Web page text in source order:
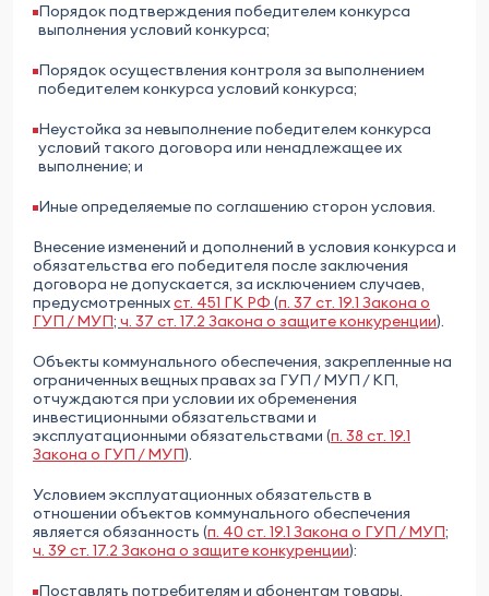
Порядок подтверждения победителем конкурса
выполнения условий конкурса;
Порядок осуществления контроля за выполнением
победителем конкурса условий конкурса;
Неустойка за невыполнение победителем конкурса
условий такого договора или ненадлежащее их
выполнение; и
Иные определяемые по соглашению сторон условия.
Внесение изменений и дополнений в условия конкурса и
обязательства его победителя после заключения
договора не допускается, за исключением случаев,
предусмотренныхст. 451 ГК РФ (п. 37 ст. 19.1 Закона о
ГУП / МУП; ч. 37 ст. 17.2 Закона о защите конкуренции).
Объекты коммунального обеспечения, закрепленные на
ограниченных вещных правах за ГУП / МУП / КП,
отчуждаются при условии их обременения
инвестиционными обязательствами и
эксплуатационными обязательствами (п. 38 ст. 19.1
Закона о ГУП / МУП).
Условием эксплуатационных обязательств в
отношении объектов коммунального обеспечения
является обязанность (п. 40 ст. 19.1 Закона о ГУП / МУП;
ч. 39 ст. 17.2 Закона о защите конкуренции):
Поставлять потребителям и абонентам товары,